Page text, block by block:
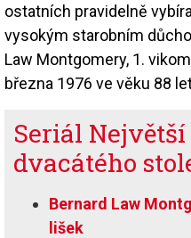
ostatních pravidelně
vysokým starobním
Law Montgomery, 1.
března 1976 ve věku 88
Seriál
dvacátého
Bernard Law
lišek